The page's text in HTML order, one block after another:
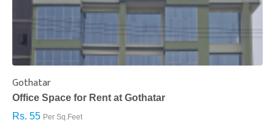
Gothatar
Office Space for Rent at Gothatar
Rs. 55 Per Sq.Feet